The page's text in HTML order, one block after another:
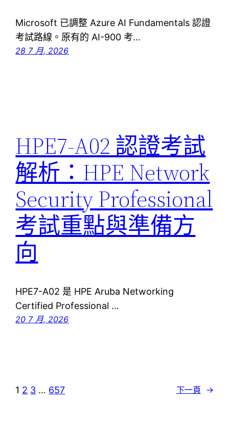
Microsoft 已調整 Azure AI Fundamentals 認證
考試路線。原有的 AI-900 考…
28 7 月, 2026
HPE7-A02 認證考試
解析：HPE Network
Security Professional
考試重點與準備方
向
HPE7-A02 是 HPE Aruba Networking
Certified Professional …
20 7 月, 2026
1 2 3 … 657 下一頁 →